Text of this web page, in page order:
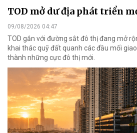
TOD mở dư địa phát triển
09/08/2026 04:47
TOD gắn với đường sắt đô thị đang mở
khai thác quỹ đất quanh các đầu mối
thành những cực đô thị mới.